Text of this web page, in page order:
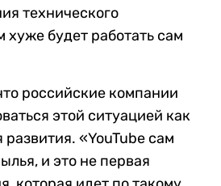
технического
хуже будет работать сам
российские компании
этой ситуацией как
«YouTube сам
и это не первая